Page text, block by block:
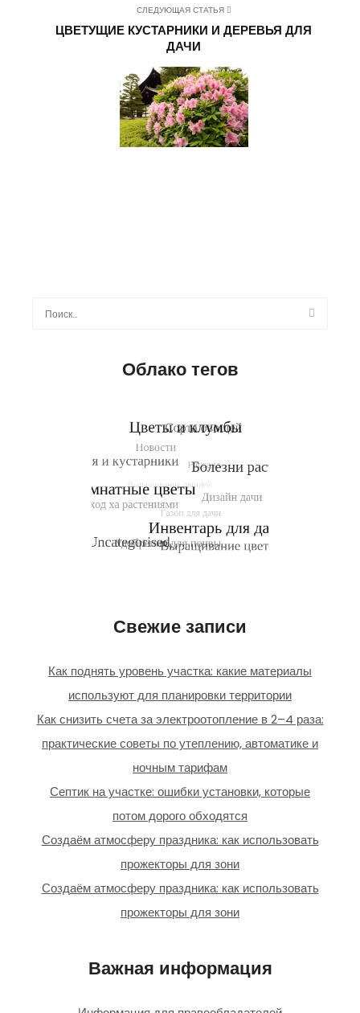
СЛЕДУЮЩАЯ СТАТЬЯ
ЦВЕТУЩИЕ КУСТАРНИКИ И ДЕРЕВЬЯ ДЛЯ
ДАЧИ
Найти:
Облако тегов
Свежие записи
Как поднять уровень участка: какие материалы
используют для планировки территории
Как снизить счета за электроотопление в 2–4 раза:
практические советы по утеплению, автоматике и
ночным тарифам
Септик на участке: ошибки установки, которые
потом дорого обходятся
Создаём атмосферу праздника: как использовать
прожекторы для зони
Создаём атмосферу праздника: как использовать
прожекторы для зони
Важная информация